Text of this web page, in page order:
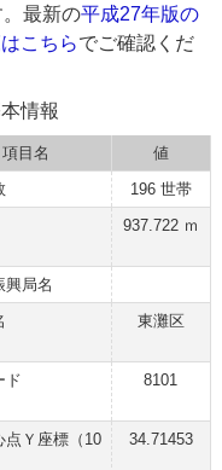
最新の平成27年版の
こちらでご確認くだ
情報
項目名
値
196 世帯
937.722 ｍ
興局名
東灘区
ド 8101
点Ｙ座標（10
34.71453